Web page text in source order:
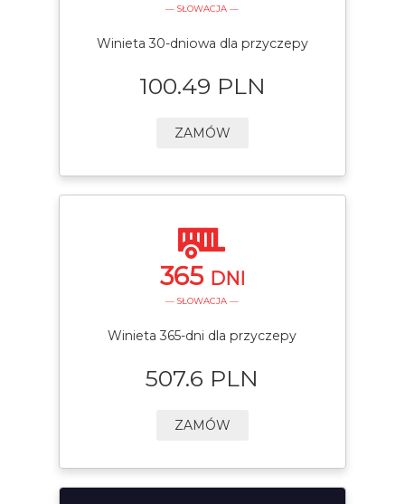
— SŁOWACJA —
Winieta 30-dniowa dla przyczepy
100.49 PLN
ZAMÓW
365 DNI
— SŁOWACJA —
Winieta 365-dni dla przyczepy
507.6 PLN
ZAMÓW